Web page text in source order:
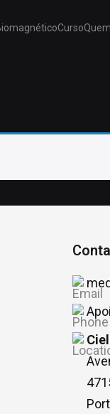
Curso